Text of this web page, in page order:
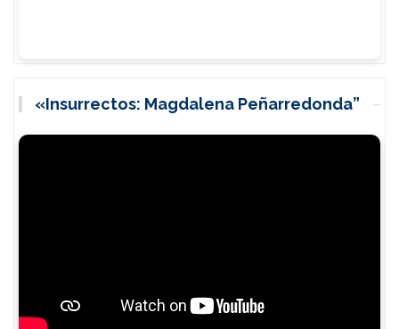
«Insurrectos: Magdalena Peñarredonda”